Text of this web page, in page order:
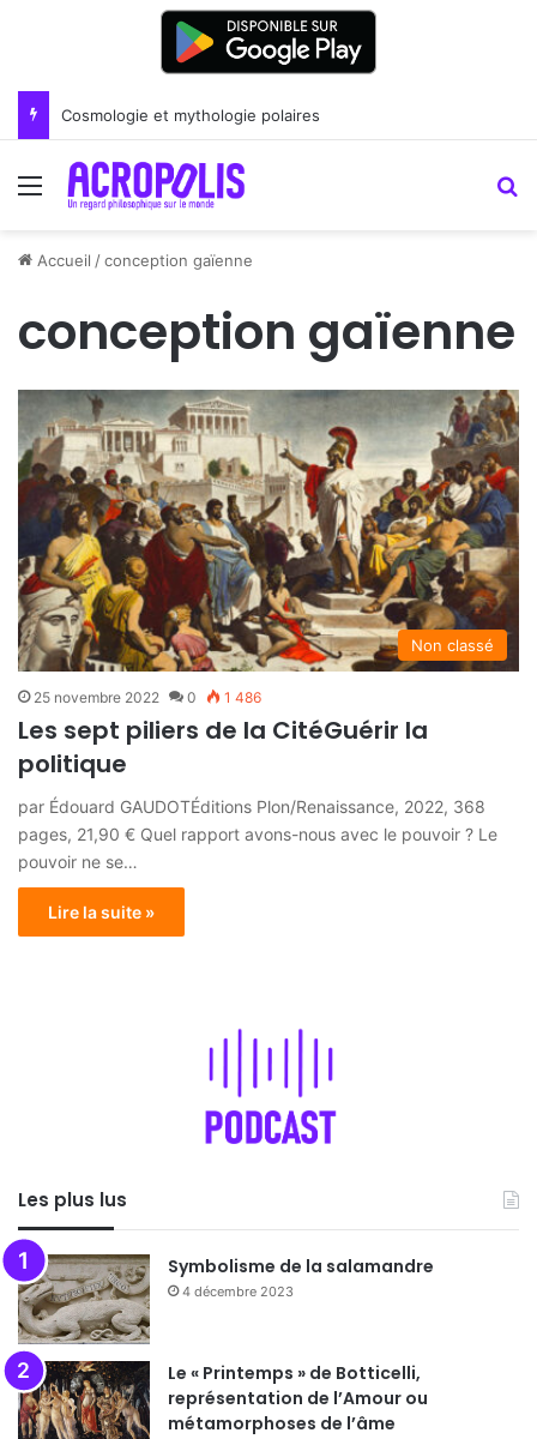
Renoir : la peinture comme un art du lien
Menu
Accueil /conception gaïenne
conception gaïenne
Non classé
25 novembre 2022 0 1 486
Les sept piliers de la CitéGuérir la
politique
par Édouard GAUDOTÉditions Plon/Renaissance, 2022, 368
pages, 21,90 € Quel rapport avons-nous avec le pouvoir ? Le
pouvoir ne se…
Lire la suite »
Les plus lus
Symbolisme de la salamandre
4 décembre 2023
Le « Printemps » de Botticelli,
représentation de l’Amour ou
métamorphoses de l’âme